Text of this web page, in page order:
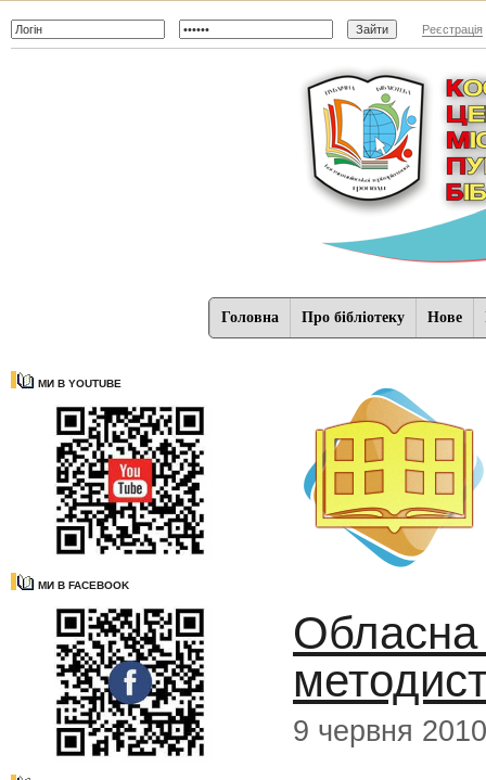
Реєстрація
Головна Про бібліотеку Нове
МИ В YOUTUBE
МИ В FACEBOOK
Обласна
9 червня 2010